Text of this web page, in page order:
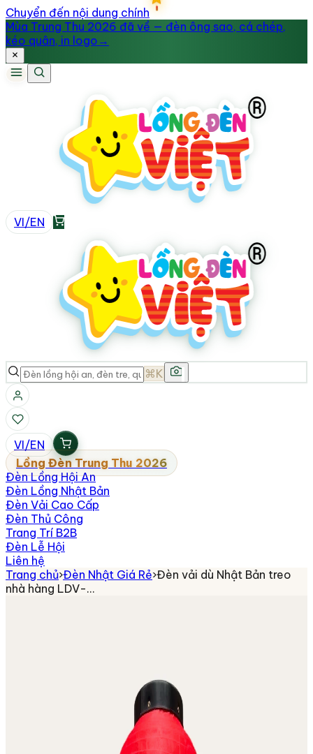
Chuyển đến nội dung chính
Mùa Trung Thu 2026 đã về — đèn ông sao, cá chép,
kéo quân, in logo →
VI/EN
⌘K
VI/EN
Lồng Đèn Trung Thu 2026
Đèn Lồng Hội An
Đèn Lồng Nhật Bản
Đèn Vải Cao Cấp
Đèn Thủ Công
Trang Trí B2B
Đèn Lễ Hội
Liên hệ
Trang chủ›Đèn Nhật Giá Rẻ›Đèn vải dù Nhật Bản treo
nhà hàng LDV-…